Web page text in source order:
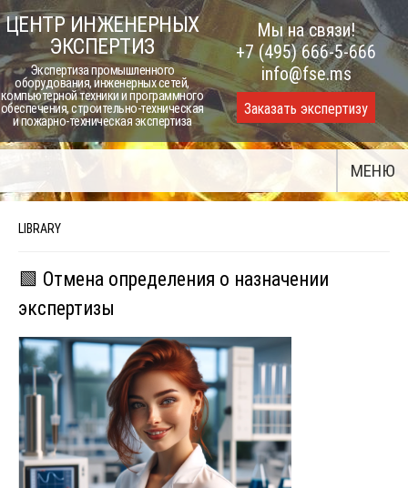
Skip
to
content
ЦЕНТР ИНЖЕНЕРНЫХ
ЭКСПЕРТИЗ
Экспертиза промышленного
оборудования, инженерных сетей,
компьютерной техники и программного
обеспечения, строительно-техническая
и пожарно-техническая экспертиза
Мы на связи!
+7 (495) 666-5-666
info@fse.ms
Заказать экспертизу
МЕНЮ
LIBRARY
🟩 Отмена определения о назначении
экспертизы